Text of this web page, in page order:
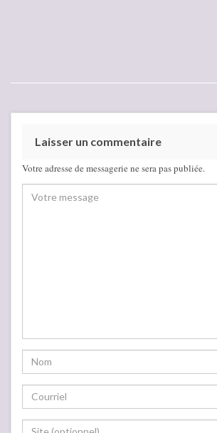
Laisser un commentaire
Votre adresse de messagerie ne sera pas publiée.